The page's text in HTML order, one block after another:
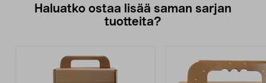
Haluatko ostaa lisää saman sarjan
tuotteita?